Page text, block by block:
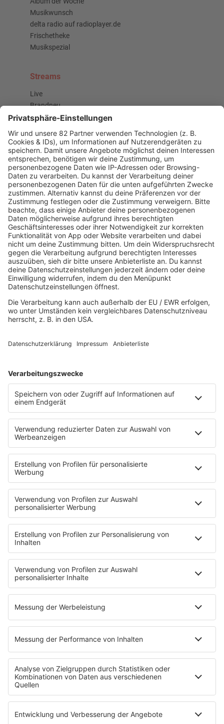
Musikwunsch
delta radio auf radioplayer.de
Frischetheke
Musikspezial
Streams
Live
Brandneu
Buzz Beat Boutique
Country
Chartbuster der Woche
Der beste Rockpop reloaded
Deutsch
Deutschrap Klassiker
EDM Dancefloor
Good Vibes
I Love Hamburg
Mallorca Party
Mitsingen
Top 100 Deutschrap
Top 100 Dance
Top 100 Party
Sommer
Unplugged
TikTok Hittracks
Uptempo Banger
Programm
Aktuelles
Zum Nachhören
Nachrichten
Wetter
Blitzer & Verkehr
Programmübersicht
Team
Podcasts
Access All Areas
delta Backstage
Jahrhundertgeschichten
Mein delta radio
App
DAB+
Empfang
Jobs & Praktika
Service
Datenschutz
Datenschutzeinstellungen
Impressum
Nutzungsbedingungen